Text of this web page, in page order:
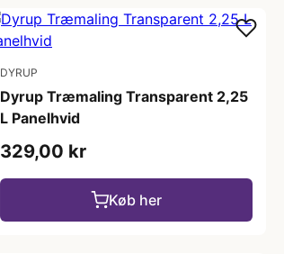
DYRUP
Dyrup Træmaling Transparent 2,25
L Panelhvid
329,00 kr
Køb her